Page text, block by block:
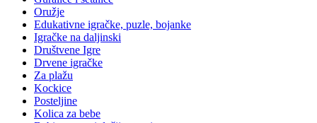
Oružje
Edukativne igračke, puzle, bojanke
Igračke na daljinski
Društvene Igre
Drvene igračke
Za plažu
Kockice
Posteljine
Kolica za bebe